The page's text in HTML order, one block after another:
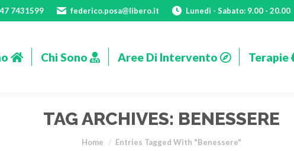
7431599 federico.posa@libero.it Lunedì - Sabato: 9.00 - 20.00
Chi Sono Aree Di Intervento Terapie
TAG ARCHIVES: BENESSERE
You are here:
Home Entries Tagged With "benessere"
Chi Sono Aree Di Intervento Terapie